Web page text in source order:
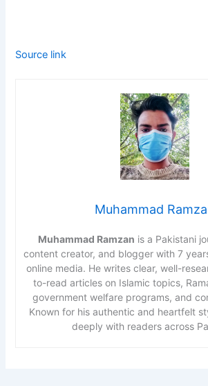
Source link
Muhammad
Muhammad Ramzan is a Pakistani
content creator, and blogger with 7
online media. He writes clear, well-
to-read articles on Islamic topics,
government welfare programs, and
Known for his authentic and heartfelt
deeply with readers across